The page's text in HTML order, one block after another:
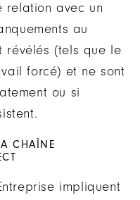
relation avec un
au
révélés (tels que le
forcé) et ne sont
ou si
CHAÎNE
impliquent